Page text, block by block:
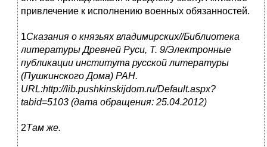
привлечение к исполнению военных обязанностей.
1Сказания о князьях владимирских//Библиотека
литературы Древней Руси, Т. 9/Электронные
публикации института русской литературы
(Пушкинского Дома) РАН.
URL:http://lib.pushkinskijdom.ru/Default.aspx?
tabid=5103 (дата обращения: 25.04.2012)
2Там же.